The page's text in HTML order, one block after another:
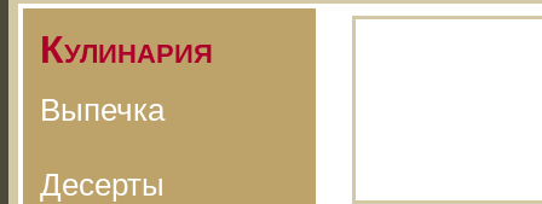
Кулинария
Выпечка
Десерты